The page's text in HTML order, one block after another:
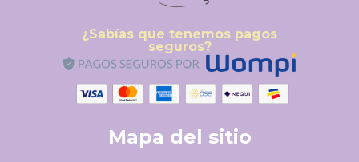
¿Sabías que tenemos pagos
seguros?
Mapa del sitio